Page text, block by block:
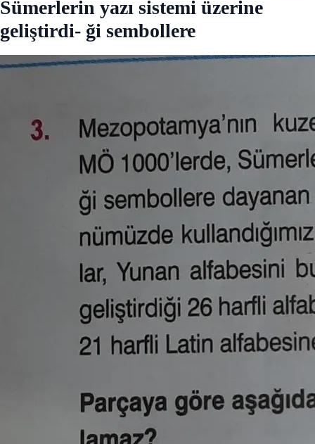
Sümerlerin yazı sistemi üzerine
geliştirdi- ği sembollere